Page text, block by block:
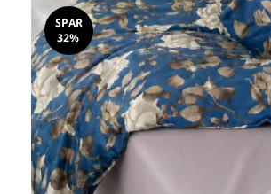
SPAR
32%